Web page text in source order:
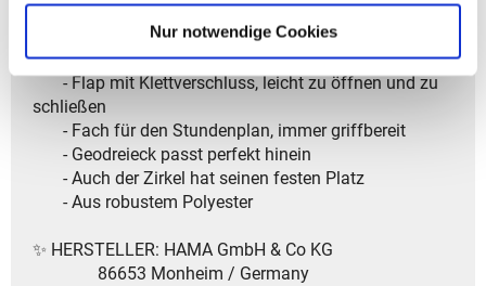
Nur notwendige Cookies
- Viel Platz für Stifte und mehr
- Oben eine Fläche für deinen Lieblingspatch
- Kleines Fach mit Reißverschluss im Deckel
- Flap mit Klettverschluss, leicht zu öffnen und zu
schließen
- Fach für den Stundenplan, immer griffbereit
- Geodreieck passt perfekt hinein
- Auch der Zirkel hat seinen festen Platz
- Aus robustem Polyester
✨ HERSTELLER: HAMA GmbH & Co KG
86653 Monheim / Germany